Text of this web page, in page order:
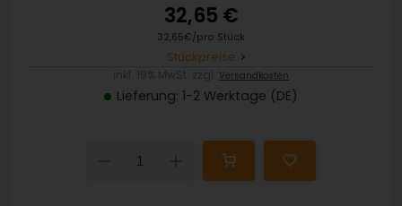
32,65 €
32,65€/pro Stück
Stückpreise
Versandkosten
Lieferung: 1-2 Werktage (DE)
Down